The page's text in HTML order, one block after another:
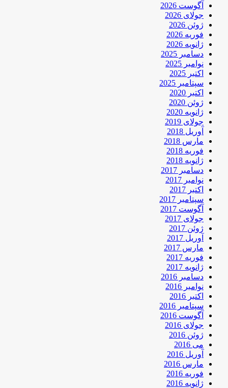
آگوست 2026
جولای 2026
ژوئن 2026
فوریه 2026
ژانویه 2026
دسامبر 2025
نوامبر 2025
اکتبر 2025
سپتامبر 2025
اکتبر 2020
ژوئن 2020
ژانویه 2020
جولای 2019
آوریل 2018
مارس 2018
فوریه 2018
ژانویه 2018
دسامبر 2017
نوامبر 2017
اکتبر 2017
سپتامبر 2017
آگوست 2017
جولای 2017
ژوئن 2017
آوریل 2017
مارس 2017
فوریه 2017
ژانویه 2017
دسامبر 2016
نوامبر 2016
اکتبر 2016
سپتامبر 2016
آگوست 2016
جولای 2016
ژوئن 2016
می 2016
آوریل 2016
مارس 2016
فوریه 2016
ژانویه 2016